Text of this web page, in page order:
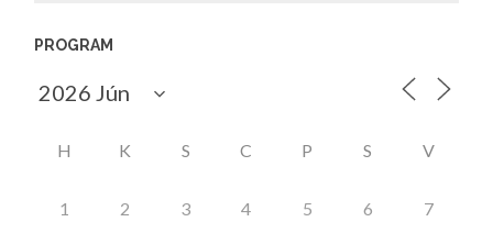
PROGRAM
H K S C P S V
1 2 3 4 5 6 7